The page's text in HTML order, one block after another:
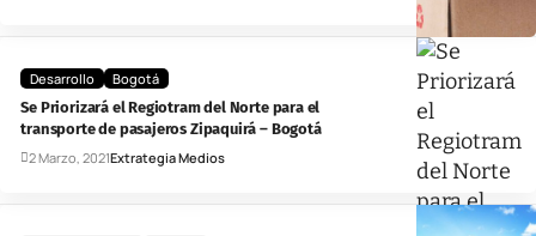
Desarrollo
Bogotá
Se Priorizará el Regiotram del Norte para el
transporte de pasajeros Zipaquirá – Bogotá
2 Marzo, 2021Extrategia Medios